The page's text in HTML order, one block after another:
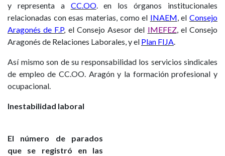
y representa a CC.OO. en los órganos institucionales
relacionadas con esas materias, como el INAEM, el Consejo
Aragonés de F.P, el Consejo Asesor del IMEFEZ, el Consejo
Aragonés de Relaciones Laborales, y el Plan FIJA.
Así mismo son de su responsabilidad los servicios sindicales
de empleo de CC.OO. Aragón y la formación profesional y
ocupacional.
Inestabilidad laboral
El número de parados
que se registró en las